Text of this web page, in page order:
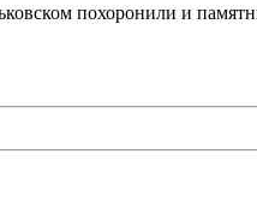
похоронили и